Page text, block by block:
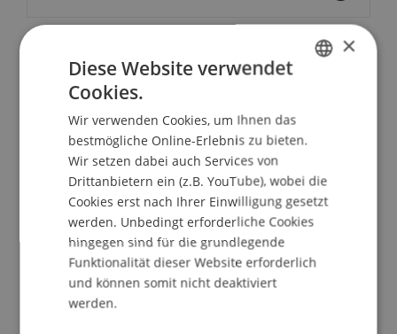
School/Professur:
Architektur
Vollelektrische PKW in Theorie und Praxis
Aktuelle Elektrofahrzeuge am Markt, Kosten
Batterietechnik
Ladetechnik, Verfügbarkeit
Betriebskosten und Vergleiche
Ökologische Performance
Zukunftsperspektiven und Prognosen
Referenten
×
Diese Website verwendet
Cookies.
Wir verwenden Cookies, um Ihnen das
bestmögliche Online-Erlebnis zu bieten.
Wir setzen dabei auch Services von
Drittanbietern ein (z.B. YouTube), wobei die
Cookies erst nach Ihrer Einwilligung gesetzt
werden. Unbedingt erforderliche Cookies
hingegen sind für die grundlegende
Funktionalität dieser Website erforderlich
und können somit nicht deaktiviert
werden.